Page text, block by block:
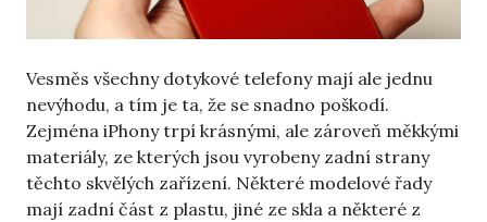
Vesměs všechny dotykové telefony mají ale jednu
nevýhodu, a tím je ta, že se snadno poškodí.
Zejména iPhony trpí krásnými, ale zároveň měkkými
materiály, ze kterých jsou vyrobeny zadní strany
těchto skvělých zařízení. Některé modelové řady
mají zadní část z plastu, jiné ze skla a některé z